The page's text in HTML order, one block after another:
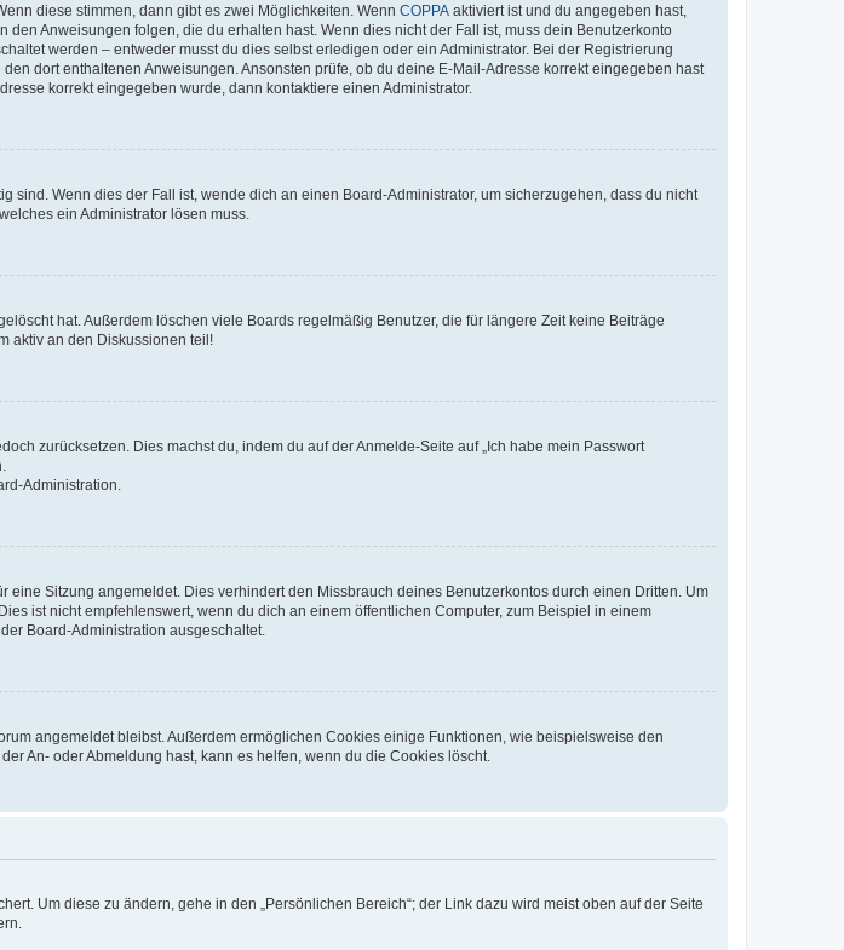
diese stimmen, dann gibt es zwei Möglichkeiten. Wenn COPPA aktiviert ist und du angegeben hast,
Anweisungen folgen, die du erhalten hast. Wenn dies nicht der Fall ist, muss dein Benutzerkonto
werden – entweder musst du dies selbst erledigen oder ein Administrator. Bei der Registrierung
dort enthaltenen Anweisungen. Ansonsten prüfe, ob du deine E-Mail-Adresse korrekt eingegeben hast
korrekt eingegeben wurde, dann kontaktiere einen Administrator.
Wenn dies der Fall ist, wende dich an einen Board-Administrator, um sicherzugehen, dass du nicht
ein Administrator lösen muss.
hat. Außerdem löschen viele Boards regelmäßig Benutzer, die für längere Zeit keine Beiträge
aktiv an den Diskussionen teil!
zurücksetzen. Dies machst du, indem du auf der Anmelde-Seite auf „Ich habe mein Passwort
Administration.
Sitzung angemeldet. Dies verhindert den Missbrauch deines Benutzerkontos durch einen Dritten. Um
ist nicht empfehlenswert, wenn du dich an einem öffentlichen Computer, zum Beispiel in einem
Board-Administration ausgeschaltet.
angemeldet bleibst. Außerdem ermöglichen Cookies einige Funktionen, wie beispielsweise den
An- oder Abmeldung hast, kann es helfen, wenn du die Cookies löscht.
Um diese zu ändern, gehe in den „Persönlichen Bereich“; der Link dazu wird meist oben auf der Seite